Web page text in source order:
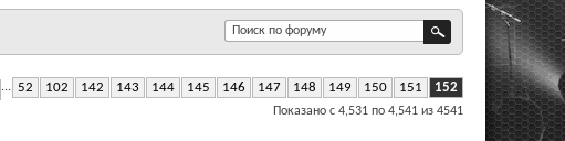
... 52 102 142 143 144 145 146 147 148 149 150 151 152
Показано с 4,531 по 4,541 из 4541